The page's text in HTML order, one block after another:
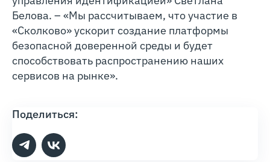
Белова. – «Мы рассчитываем, что участие в
«Сколково» ускорит создание платформы
безопасной доверенной среды и будет
способствовать распространению наших
сервисов на рынке».
Поделиться: